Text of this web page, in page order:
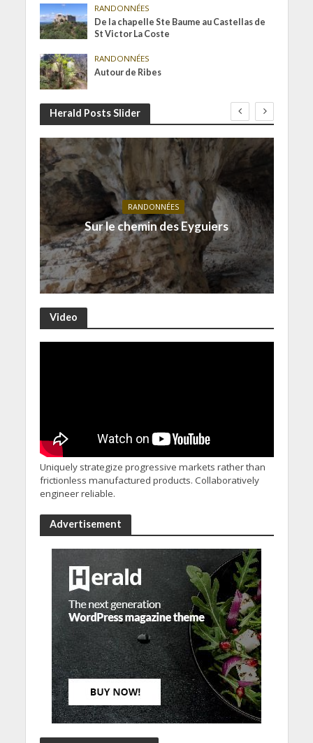
RANDONNÉES
De la chapelle Ste Baume au Castellas de
St Victor La Coste
RANDONNÉES
Autour de Ribes
Herald Posts Slider
RANDONNÉES
Sur le chemin des Eyguiers
Video
Uniquely strategize progressive markets rather than
frictionless manufactured products. Collaboratively
engineer reliable.
Advertisement